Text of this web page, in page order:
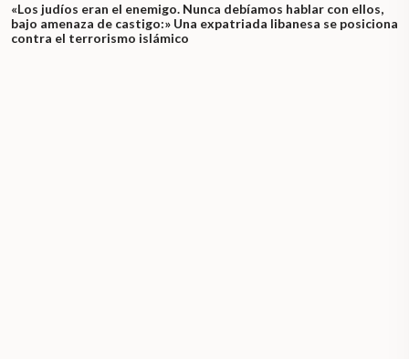
«Los judíos eran el enemigo. Nunca debíamos hablar con ellos,
bajo amenaza de castigo:» Una expatriada libanesa se posiciona
contra el terrorismo islámico